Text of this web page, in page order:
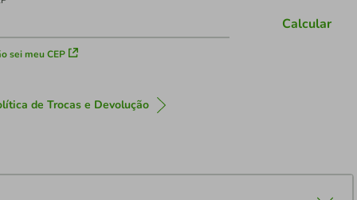
sei meu CEP
Calcular
de Trocas e Devolução